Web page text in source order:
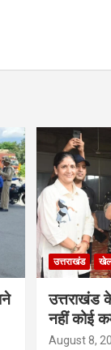
उत्तराखंड
उत्तराखंड
नहीं कोई
August 8,